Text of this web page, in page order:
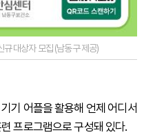
대상자 모집 (남동구 제공)
기 어플을 활용해 언제 어디서
프로그램으로 구성돼 있다.